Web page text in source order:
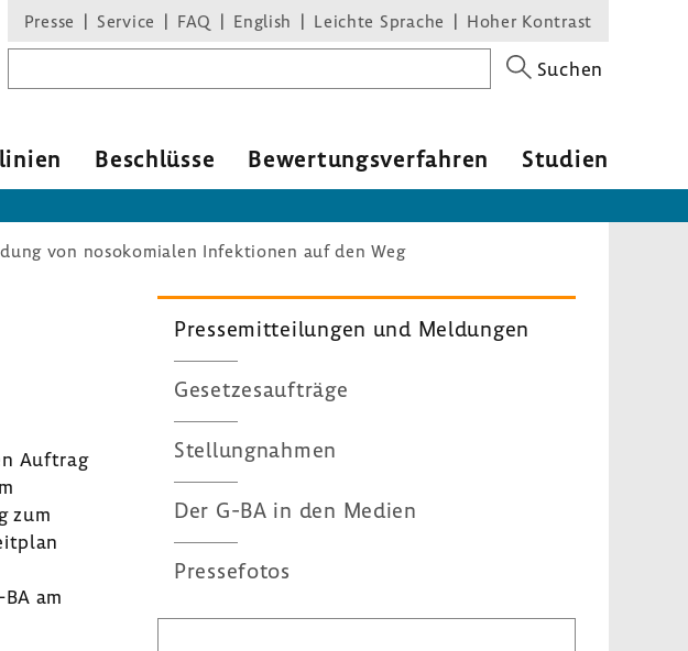
Presse Service FAQ English Leichte Sprache Hoher Kontrast
Suchen
Beschlüsse Bewertungsverfahren Studien
von nosokomialen Infektionen auf den Weg
Auftrag
zum
am
Pressemitteilungen und Meldungen
Gesetzesaufträge
Stellungnahmen
Der G-BA in den Medien
Pressefotos